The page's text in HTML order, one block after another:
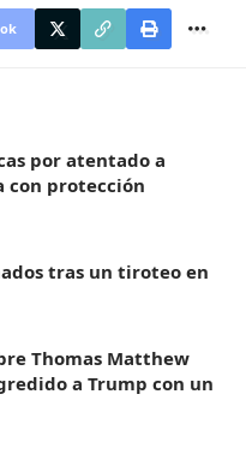
por atentado a
con protección
tras un tiroteo en
Thomas Matthew
a Trump con un